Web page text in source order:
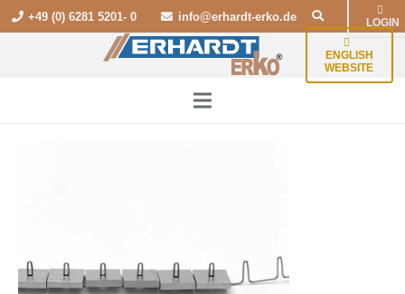
+49 (0) 6281 5201- 0 info@erhardt-erko.de LOGIN
ENGLISH
WEBSITE